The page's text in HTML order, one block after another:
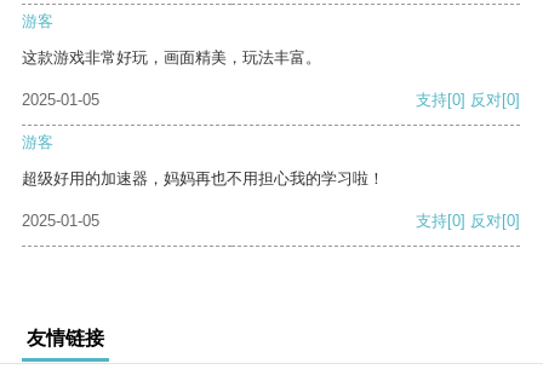
游客
这款游戏非常好玩，画面精美，玩法丰富。
2025-01-05 支持[0] 反对[0]
游客
超级好用的加速器，妈妈再也不用担心我的学习啦！
2025-01-05 支持[0] 反对[0]
友情链接